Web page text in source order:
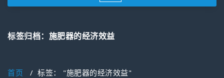
换
标签归档：施肥器的经济效益
首页 / 标签： "施肥器的经济效益"